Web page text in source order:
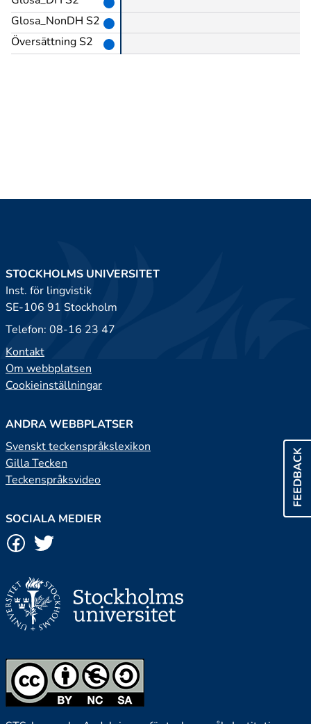
Glosa_NonDH S2
Översättning S2
FEEDBACK
STOCKHOLMS UNIVERSITET
Inst. för lingvistik
SE-106 91 Stockholm
Telefon: 08-16 23 47
Kontakt
Om webbplatsen
Cookieinställningar
ANDRA WEBBPLATSER
Svenskt teckenspråkslexikon
Gilla Tecken
Teckenspråksvideo
SOCIALA MEDIER